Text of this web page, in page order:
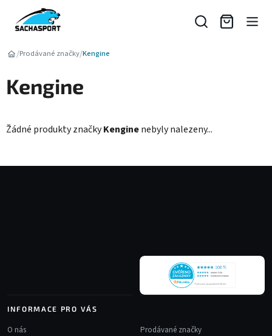
obsah
/Prodávané značky/Kengine
Kengine
Žádné produkty značkyKenginenebyly nalezeny...
INFORMACE PRO VÁS
O nás
Prodávané značky